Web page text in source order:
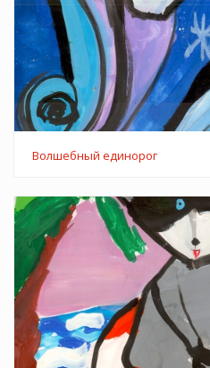
Волшебный единорог